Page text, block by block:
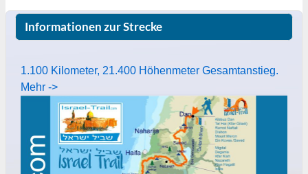
Informationen zur Strecke
1.100 Kilometer, 21.400 Höhenmeter Gesamtanstieg.
Mehr ->